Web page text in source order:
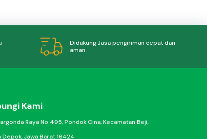
Didukung Jasa pengiriman cepat dan
aman
Kami
Raya No.495, Pondok Cina, Kecamatan Beji,
Depok, Jawa Barat 16424